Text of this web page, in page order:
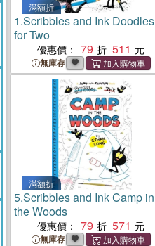
滿額折
1.Scribbles and Ink Doodles
for Two
優惠價： 79 511
無庫存
滿額折
5.Scribbles and Ink Camp in
the Woods
優惠價： 79 571
無庫存